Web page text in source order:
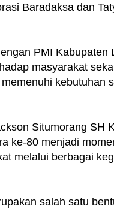
Baradaksa dan
PMI Kabupaten
masyarakat
kebutuhan
Situmorang SH
ke-80 menjadi
melalui berbagai
salah satu